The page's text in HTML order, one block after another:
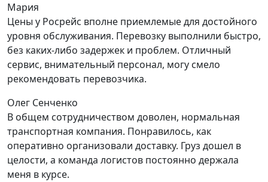
Мария
Цены у Росрейс вполне приемлемые для достойного
уровня обслуживания. Перевозку выполнили быстро,
без каких-либо задержек и проблем. Отличный
сервис, внимательный персонал, могу смело
рекомендовать перевозчика.
Олег Сенченко
В общем сотрудничеством доволен, нормальная
транспортная компания. Понравилось, как
оперативно организовали доставку. Груз дошел в
целости, а команда логистов постоянно держала
меня в курсе.